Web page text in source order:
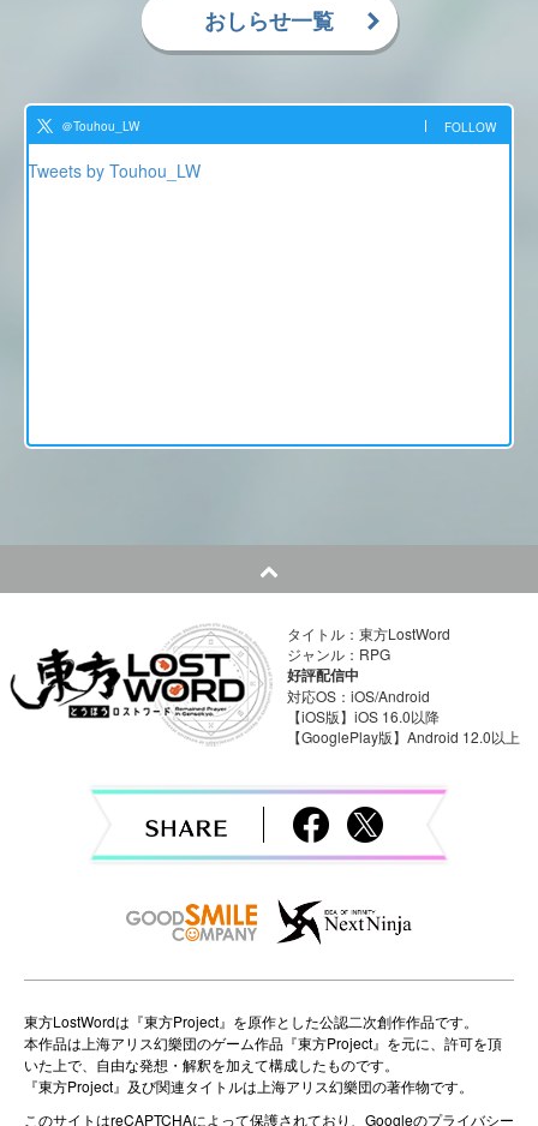
おしらせ一覧
＠Touhou_LW FOLLOW
Tweets by Touhou_LW
タイトル：東方LostWord
ジャンル：RPG
好評配信中
対応OS：iOS/Android
【iOS版】iOS 16.0以降
【GooglePlay版】Android 12.0以上
東方LostWordは『東方Project』を原作とした公認二次創作作品です。
本作品は上海アリス幻樂団のゲーム作品『東方Project』を元に、許可を頂
いた上で、自由な発想・解釈を加えて構成したものです。
『東方Project』及び関連タイトルは上海アリス幻樂団の著作物です。
このサイトはreCAPTCHAによって保護されており、Googleのプライバシー